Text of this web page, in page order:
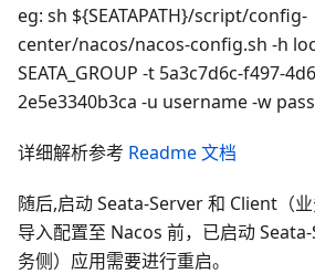
eg: sh ${SEATAPATH}/script/config-
center/nacos/nacos-config.sh -h
SEATA_GROUP -t 5a3c7d6c-f497-
2e5e3340b3ca -u username -w
详细解析参考 Readme 文档
随后,启动 Seata-Server 和 Client（
导入配置至 Nacos 前，已启动
务侧）应用需要进行重启。